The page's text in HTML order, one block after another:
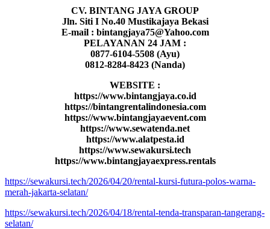
CV. BINTANG JAYA GROUP
Jln. Siti I No.40 Mustikajaya Bekasi
E-mail : bintangjaya75@Yahoo.com
PELAYANAN 24 JAM :
0877-6104-5508 (Ayu)
0812-8284-8423 (Nanda)
WEBSITE :
https://www.bintangjaya.co.id
https://bintangrentalindonesia.com
https://www.bintangjayaevent.com
https://www.sewatenda.net
https://www.alatpesta.id
https://www.sewakursi.tech
https://www.bintangjayaexpress.rentals
https://sewakursi.tech/2026/04/20/rental-kursi-futura-polos-warna-
merah-jakarta-selatan/
https://sewakursi.tech/2026/04/18/rental-tenda-transparan-tangerang-
selatan/